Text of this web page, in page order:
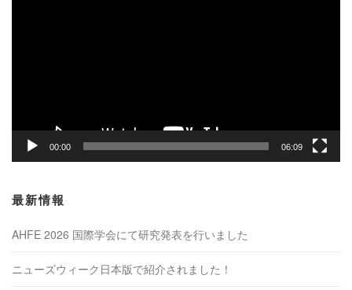
00:00 06:09
最新情報
AHFE 2026 国際学会にて研究発表を行いました
ニューズウィーク日本版で紹介されました！